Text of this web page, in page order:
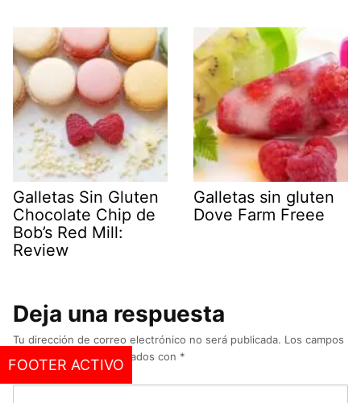
Galletas Sin Gluten
Chocolate Chip de
Bob’s Red Mill:
Review
Galletas sin gluten
Dove Farm Freee
Deja una respuesta
Tu dirección de correo electrónico no será publicada. Los campos
obligatorios están marcados con *
FOOTER ACTIVO